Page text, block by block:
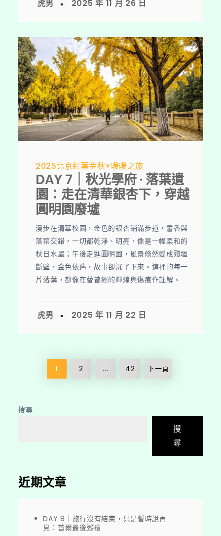
2025北京紅葉金秋×暖暖之旅
DAY 7｜秋光學府 · 落葉遺
園：走在清華銀杏下，穿越
圓明園廢墟
漫步在清華校園，金色的銀杏鋪滿步道，書香與
落葉交錯，一切都乾淨、明亮，像是一幅柔和的
秋日水墨；午後走進圓明園，風景倏然變成殘垣
斷壁，金色依舊，故事卻沉了下來。這裡的每一
片落葉，都像在替曾經的輝煌與傷痕作註解。
Posts1 2 ... 42 下一頁
搜尋
搜
尋
近期文章
DAY 8｜旅行沒有結束，只是暫時說再
見：首爾最後巡禮